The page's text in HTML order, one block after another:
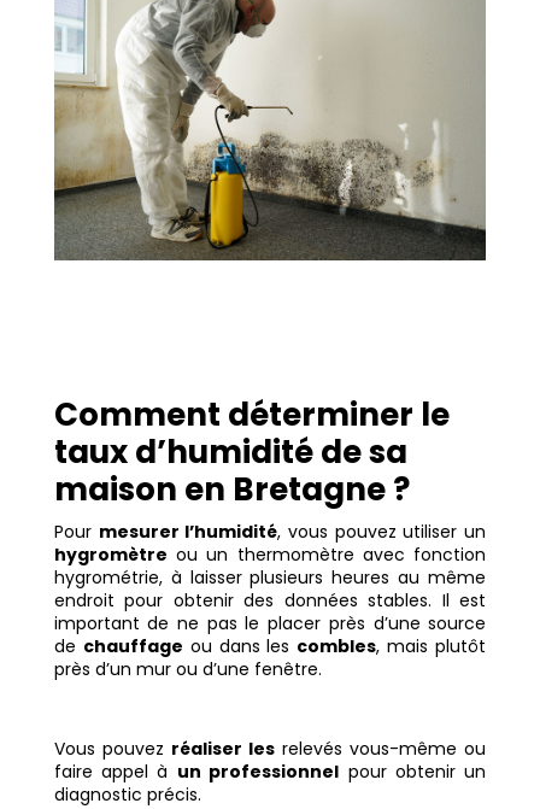
Comment déterminer le
taux d’humidité de sa
maison en Bretagne ?
Pour mesurer l’humidité, vous pouvez utiliser un
hygromètre ou un thermomètre avec fonction
hygrométrie, à laisser plusieurs heures au même
endroit pour obtenir des données stables. Il est
important de ne pas le placer près d’une source
de chauffage ou dans les combles, mais plutôt
près d’un mur ou d’une fenêtre.
Vous pouvez réaliser les relevés vous-même ou
faire appel à un professionnel pour obtenir un
diagnostic précis.